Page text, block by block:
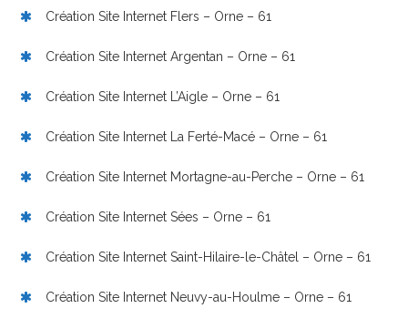
Création Site Internet Flers – Orne – 61
Création Site Internet Argentan – Orne – 61
Création Site Internet L’Aigle – Orne – 61
Création Site Internet La Ferté-Macé – Orne – 61
Création Site Internet Mortagne-au-Perche – Orne – 61
Création Site Internet Sées – Orne – 61
Création Site Internet Saint-Hilaire-le-Châtel – Orne – 61
Création Site Internet Neuvy-au-Houlme – Orne – 61